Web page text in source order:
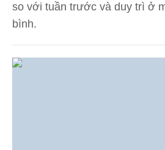
so với tuần trước và duy trì ở
bình.